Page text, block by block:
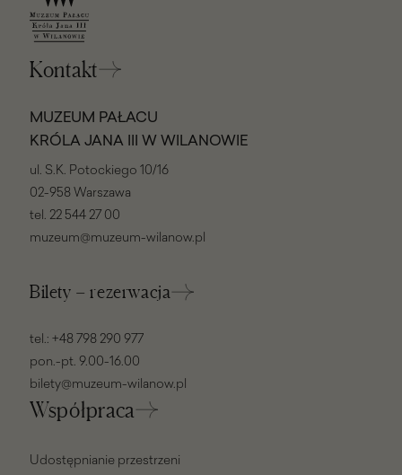
Kontakt
MUZEUM PAŁACU
KRÓLA JANA III W WILANOWIE
ul. S.K. Potockiego 10/16
02-958 Warszawa
tel. 22 544 27 00
muzeum@muzeum-wilanow.pl
Bilety – rezerwacja
tel.: +48 798 290 977
pon.-pt. 9.00-16.00
bilety@muzeum-wilanow.pl
Współpraca
Udostępnianie przestrzeni